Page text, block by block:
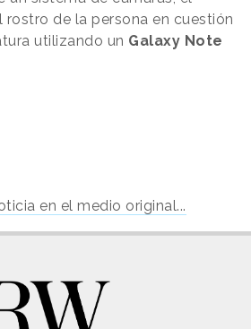
rostro de la persona en cuestión
utilizando un Galaxy Note
en el medio original...